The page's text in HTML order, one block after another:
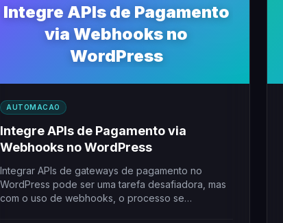
Integre APIs de Pagamento
via Webhooks no
WordPress
AUTOMACAO
Integre APIs de Pagamento via
Webhooks no WordPress
Integrar APIs de gateways de pagamento no
WordPress pode ser uma tarefa desafiadora, mas
com o uso de webhooks, o processo se…